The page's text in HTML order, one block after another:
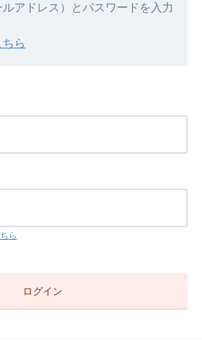
アドレス）とパスワードを入力
ら
ら